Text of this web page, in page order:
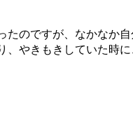
たのですが、なかなか自
やきもきしていた時に